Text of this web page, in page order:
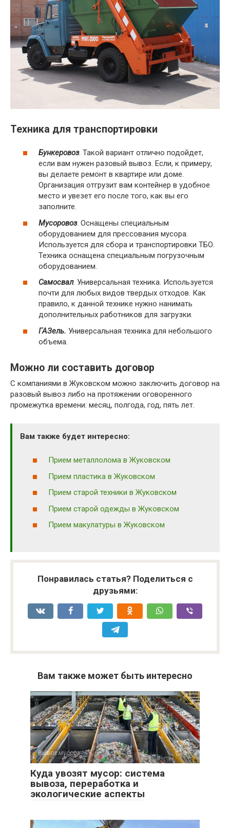
Техника для транспортировки
Бункеровоз. Такой вариант отлично подойдет,
если вам нужен разовый вывоз. Если, к примеру,
вы делаете ремонт в квартире или доме.
Организация отгрузит вам контейнер в удобное
место и увезет его после того, как вы его
заполните.
Мусоровоз. Оснащены специальным
оборудованием для прессования мусора.
Используется для сбора и транспортировки ТБО.
Техника оснащена специальным погрузочным
оборудованием.
Самосвал. Универсальная техника. Используется
почти для любых видов твердых отходов. Как
правило, к данной технике нужно нанимать
дополнительных работников для загрузки.
ГАЗель. Универсальная техника для небольшого
объема.
Можно ли составить договор
С компаниями в Жуковском можно заключить договор на
разовый вывоз либо на протяжении оговоренного
промежутка времени: месяц, полгода, год, пять лет.
Вам также будет интересно:
Прием металлолома в Жуковском
Прием пластика в Жуковском
Прием старой техники в Жуковском
Прием старой одежды в Жуковском
Прием макулатуры в Жуковском
Понравилась статья? Поделиться с
друзьями:
Вам также может быть интересно
Вывоз мусора 0
Куда увозят мусор: система
вывоза, переработка и
экологические аспекты